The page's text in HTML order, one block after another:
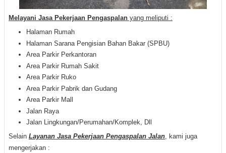
Melayani Jasa Pekerjaan Pengaspalan yang meliputi :
Halaman Rumah
Halaman Sarana Pengisian Bahan Bakar (SPBU)
Area Parkir Perkantoran
Area Parkir Rumah Sakit
Area Parkir Ruko
Area Parkir Pabrik dan Gudang
Area Parkir Mall
Jalan Raya
Jalan Lingkungan/Perumahan/Komplek, Dll
Selain Layanan Jasa Pekerjaan Pengaspalan Jalan, kami juga
mengerjakan :